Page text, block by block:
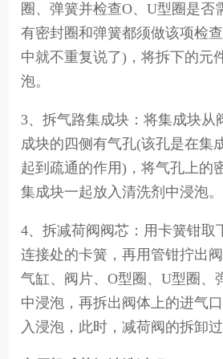
圈、弹簧并检查O、U型圈是否
有密封圈和弹簧都须做该项检
中就不重复说了)，将拆下的元
泡。
3、拆气路集成块：将集成块从
成块的四侧有气孔(该孔是在集
起到疏通的作用)，将气孔上的
集成块一起放入清洗剂中浸泡。
4、拆减荷阀阀芯：用卡簧钳取
连接处的卡簧，再用管钳拧出
气缸、阀片、O型圈、U型圈、
中浸泡，再拆出阀体上的进气
入浸泡，此时，减荷阀的拆卸过